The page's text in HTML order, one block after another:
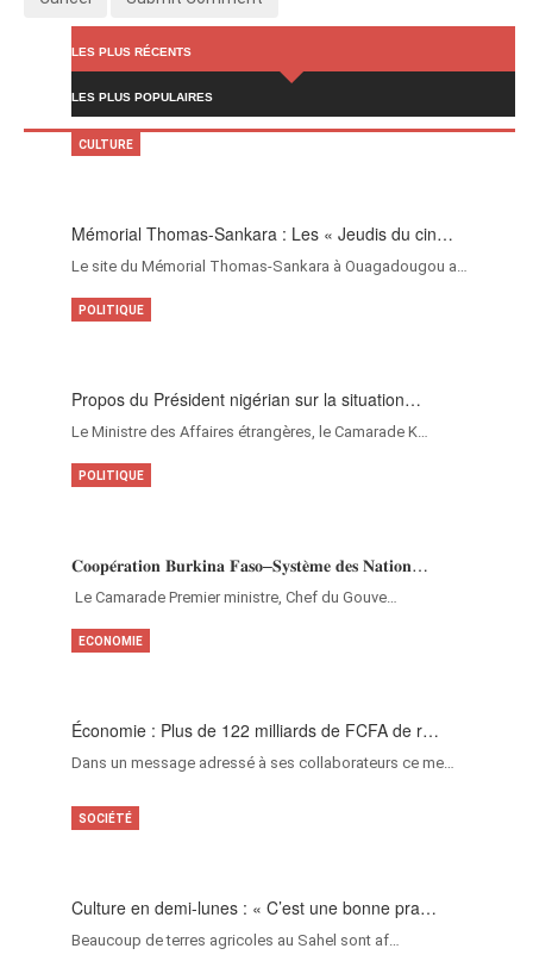
LES PLUS RÉCENTS
LES PLUS POPULAIRES
Mémorial Thomas-Sankara : Les « Jeudis du cin…
Le site du Mémorial Thomas-Sankara à Ouagadougou a…
CULTURE
Propos du Président nigérian sur la situation…
Le Ministre des Affaires étrangères, le Camarade K…
POLITIQUE
𝐂𝐨𝐨𝐩𝐞́𝐫𝐚𝐭𝐢𝐨𝐧 𝐁𝐮𝐫𝐤𝐢𝐧𝐚 𝐅𝐚𝐬𝐨–𝐒𝐲𝐬𝐭𝐞̀𝐦𝐞 𝐝𝐞𝐬 𝐍𝐚𝐭𝐢𝐨𝐧…
‎Le Camarade Premier ministre, Chef du Gouve…
POLITIQUE
Économie : Plus de 122 milliards de FCFA de r…
Dans un message adressé à ses collaborateurs ce me…
ECONOMIE
Culture en demi-lunes : « C’est une bonne pra…
Beaucoup de terres agricoles au Sahel sont af…
SOCIÉTÉ